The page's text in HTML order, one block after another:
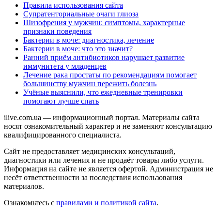
Правила использования сайта
Супратенториальные очаги глиоза
Шизофрения у мужчин: симптомы, характерные
признаки поведения
Бактерии в моче: диагностика, лечение
Бактерии в моче: что это значит?
Ранний приём антибиотиков нарушает развитие
иммунитета у младенцев
Лечение рака простаты по рекомендациям помогает
большинству мужчин пережить болезнь
Учёные выяснили, что ежедневные тренировки
помогают лучше спать
ilive.com.ua — информационный портал. Материалы сайта
носят ознакомительный характер и не заменяют консультацию
квалифицированного специалиста.
Сайт не предоставляет медицинских консультаций,
диагностики или лечения и не продаёт товары либо услуги.
Информация на сайте не является офертой. Администрация не
несёт ответственности за последствия использования
материалов.
Ознакомьтесь с правилами и политикой сайта.